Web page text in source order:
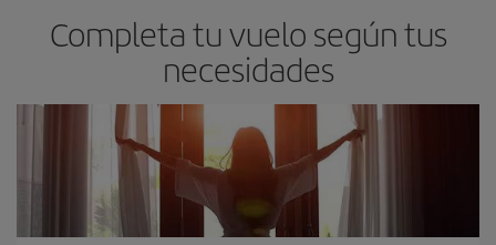
Completa tu vuelo según tus
necesidades